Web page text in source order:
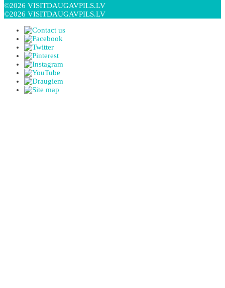
©2026 VISITDAUGAVPILS.LV
©2026 VISITDAUGAVPILS.LV